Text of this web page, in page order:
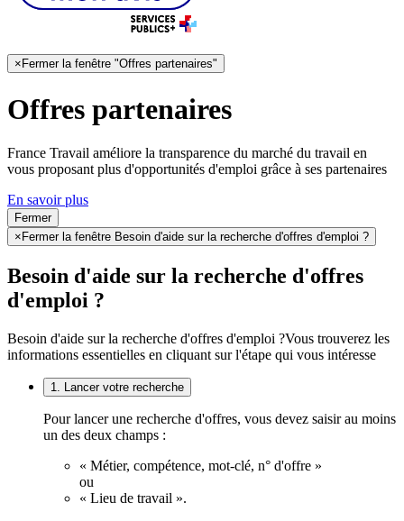
× Fermer la fenêtre "Offres partenaires"
Offres partenaires
France Travail améliore la transparence du marché du travail en
vous proposant plus d'opportunités d'emploi grâce à ses partenaires
En savoir plus
Fermer
× Fermer la fenêtre Besoin d'aide sur la recherche d'offres d'emploi ?
Besoin d'aide sur la recherche d'offres
d'emploi ?
Besoin d'aide sur la recherche d'offres d'emploi ?Vous trouverez les
informations essentielles en cliquant sur l'étape qui vous intéresse
1. Lancer votre recherche
Pour lancer une recherche d'offres, vous devez saisir au moins
un des deux champs :
« Métier, compétence, mot-clé, n° d'offre »
ou
« Lieu de travail ».